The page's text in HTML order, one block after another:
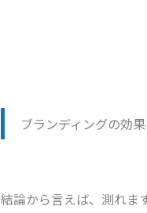
ブランディングの効
結論から言えば、測れま